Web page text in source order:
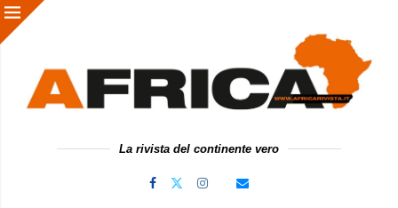
La rivista del continente vero